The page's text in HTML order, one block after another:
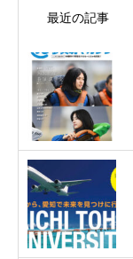
最近の記事